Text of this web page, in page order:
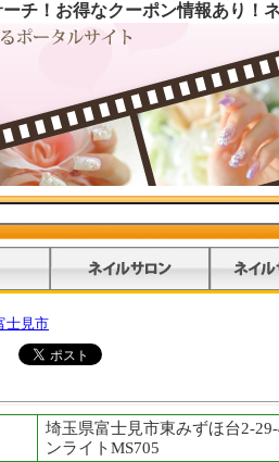
チ！お得なクーポン情報あり！
士見市
埼玉県富士見市東みずほ台2-
ンライトMS705